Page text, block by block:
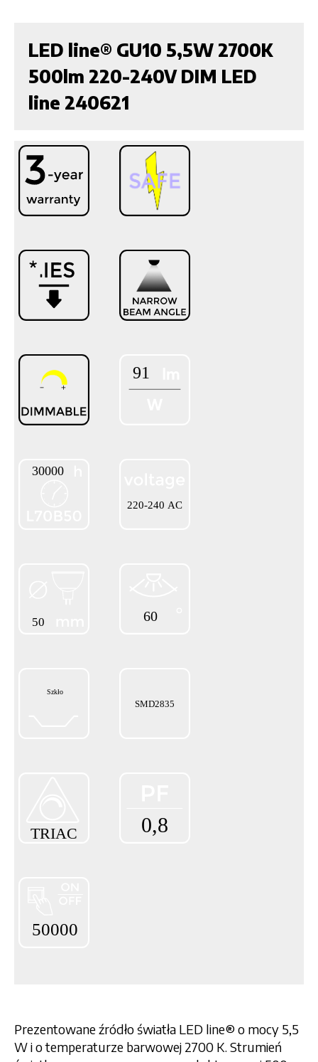
LED line® GU10 5,5W 2700K
500lm 220-240V DIM LED
line 240621
Prezentowane źródło światła LED line® o mocy 5,5
W i o temperaturze barwowej 2700 K. Strumień